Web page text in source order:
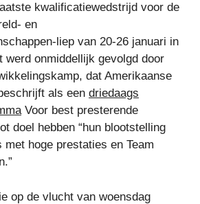
kwalificatiewedstrijd voor de
en
liep van 20-26 januari in
werd onmiddellijk gevolgd door
​​dat Amerikaanse
als een driedaags
Voor best presterende
doel hebben “hun blootstelling
met hoge prestaties en Team
op de vlucht van woensdag